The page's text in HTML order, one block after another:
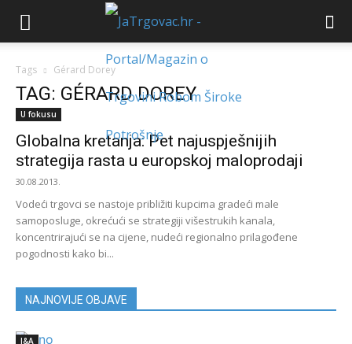
Tags Gérard Dorey
TAG: GÉRARD DOREY
U fokusu
Globalna kretanja: Pet najuspješnijih
strategija rasta u europskoj maloprodaji
30.08.2013.
Vodeći trgovci se nastoje približiti kupcima gradeći male
samoposluge, okrećući se strategiji višestrukih kanala,
koncentrirajući se na cijene, nudeći regionalno prilagođene
pogodnosti kako bi...
NAJNOVIJE OBJAVE
I&A